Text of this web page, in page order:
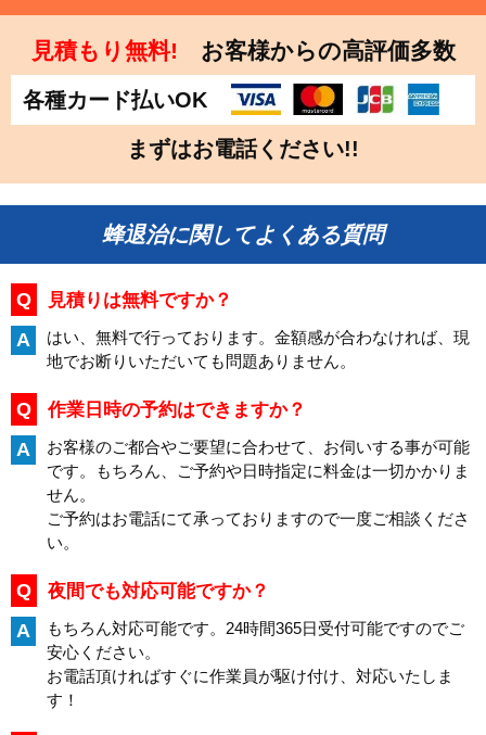
見積もり無料! お客様からの高評価多数
各種カード払いOK
まずはお電話ください!!
蜂退治に関してよくある質問
Q 見積りは無料ですか？
A
はい、無料で行っております。金額感が合わなければ、現
地でお断りいただいても問題ありません。
Q 作業日時の予約はできますか？
A
お客様のご都合やご要望に合わせて、お伺いする事が可能
です。もちろん、ご予約や日時指定に料金は一切かかりま
せん。
ご予約はお電話にて承っておりますので一度ご相談くださ
い。
Q 夜間でも対応可能ですか？
A
もちろん対応可能です。24時間365日受付可能ですのでご
安心ください。
お電話頂ければすぐに作業員が駆け付け、対応いたしま
す！